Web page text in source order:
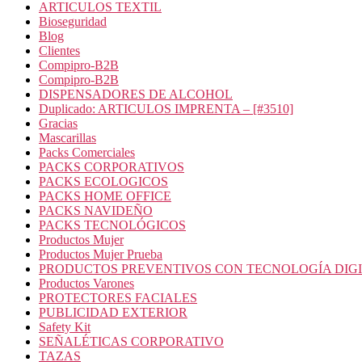
ARTICULOS TEXTIL
Bioseguridad
Blog
Clientes
Compipro-B2B
Compipro-B2B
DISPENSADORES DE ALCOHOL
Duplicado: ARTICULOS IMPRENTA – [#3510]
Gracias
Mascarillas
Packs Comerciales
PACKS CORPORATIVOS
PACKS ECOLOGICOS
PACKS HOME OFFICE
PACKS NAVIDEÑO
PACKS TECNOLÓGICOS
Productos Mujer
Productos Mujer Prueba
PRODUCTOS PREVENTIVOS CON TECNOLOGÍA
Productos Varones
PROTECTORES FACIALES
PUBLICIDAD EXTERIOR
Safety Kit
SEÑALÉTICAS CORPORATIVO
TAZAS